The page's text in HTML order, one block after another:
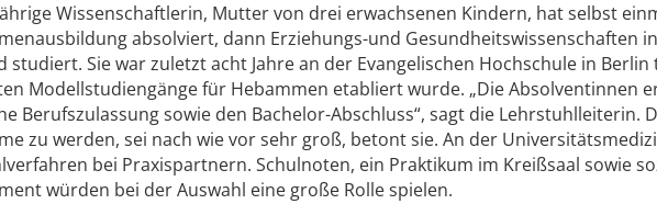
Wissenschaftlerin, Mutter von drei erwachsenen Kindern, hat selbst
absolviert, dann Erziehungs-und Gesundheitswissenschaften
studiert. Sie war zuletzt acht Jahre an der Evangelischen Hochschule in
Modellstudiengänge für Hebammen etabliert wurde. „Die Absolventinnen
Berufszulassung sowie den Bachelor-Abschluss“, sagt die Lehrstuhlleiterin.
zu werden, sei nach wie vor sehr groß, betont sie. An der
bei Praxispartnern. Schulnoten, ein Praktikum im Kreißsaal sowie
würden bei der Auswahl eine große Rolle spielen.